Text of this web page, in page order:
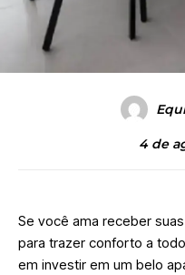
4 de
Se você ama receber
para trazer conforto a
em investir em um belo